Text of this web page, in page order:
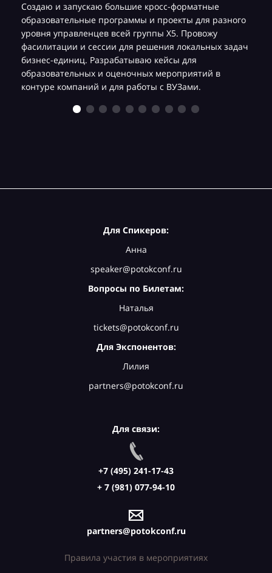
Создаю и запускаю большие кросс-форматные
образовательные программы и проекты для разного
уровня управленцев всей группы Х5. Провожу
фасилитации и сессии для решения локальных задач
бизнес-единиц. Разрабатываю кейсы для
образовательных и оценочных мероприятий в
контуре компаний и для работы с ВУЗами.
Для Спикеров:
Анна
speaker@potokconf.ru
Вопросы по Билетам:
Наталья
tickets@potokconf.ru
Для Экспонентов:
Лилия
partners@potokconf.ru
Для связи:
+7 (495) 241-17-43
+ 7 (981) 077-94-10
partners@potokconf.ru
Правила участия в мероприятиях